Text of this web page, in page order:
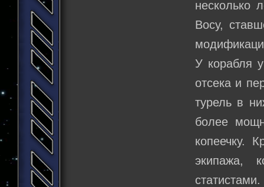
несколько
Восу,
У корабля
отсека и
турель в
более
копеечку.
экипажа,
статистами.